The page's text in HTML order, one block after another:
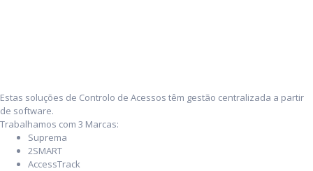
Estas soluções de Controlo de Acessos têm gestão centralizada a partir
de software.
Trabalhamos com 3 Marcas:
Suprema
2SMART
AccessTrack